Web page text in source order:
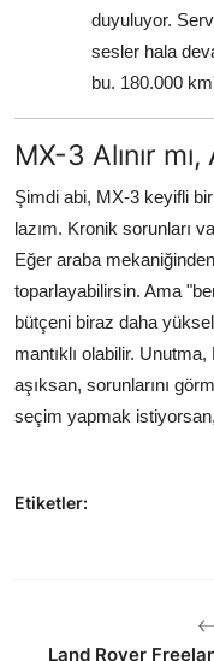
duyuluyor.
sesler hala
bu. 180.000
MX-3 Alınır
Şimdi abi, MX-3 keyifli
lazım. Kronik sorunları
Eğer araba
toparlayabilirsin. Ama
bütçeni biraz daha
mantıklı olabilir.
aşıksan, sorunlarını
seçim yapmak
Etiketler:
Land Rover